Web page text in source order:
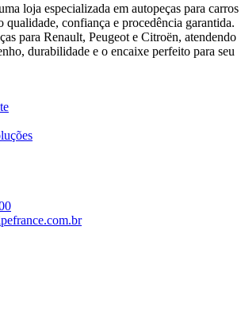
loja especializada em autopeças para carros
qualidade, confiança e procedência garantida.
para Renault, Peugeot e Citroën, atendendo
durabilidade e o encaixe perfeito para seu